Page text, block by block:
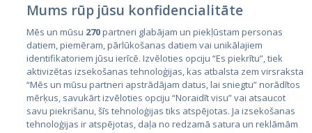
Valstis
Igaunija
Latvija
Lietuva
Mums rūp jūsu konfidencialitāte
Mēs un mūsu 270partneri glabājam un piekļūstam personas
datiem, piemēram, pārlūkošanas datiem vai unikālajiem
identifikatoriem jūsu ierīcē. Izvēloties opciju “Es piekrītu”, tiek
aktivizētas izsekošanas tehnoloģijas, kas atbalsta zem virsraksta
“Mēs un mūsu partneri apstrādājam datus, lai sniegtu” norādītos
mērķus, savukārt izvēloties opciju “Noraidīt visu” vai atsaucot
savu piekrišanu, šīs tehnoloģijas tiks atspējotas. Ja izsekošanas
tehnoloģijas ir atspējotas, daļa no redzamā satura un reklāmām